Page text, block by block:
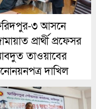
৩ আসনে
প্রার্থী প্রফেসর
তাওয়াবের
দাখিল